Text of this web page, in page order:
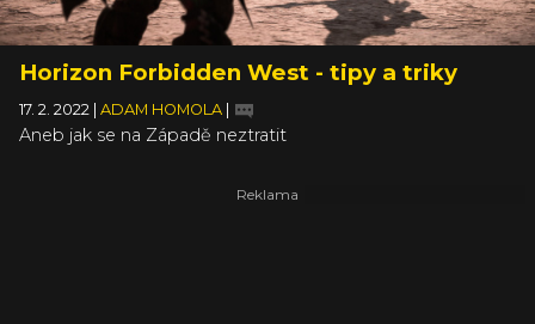
Horizon Forbidden West - tipy a triky
17. 2. 2022 ADAM HOMOLA
Aneb jak se na Západě neztratit